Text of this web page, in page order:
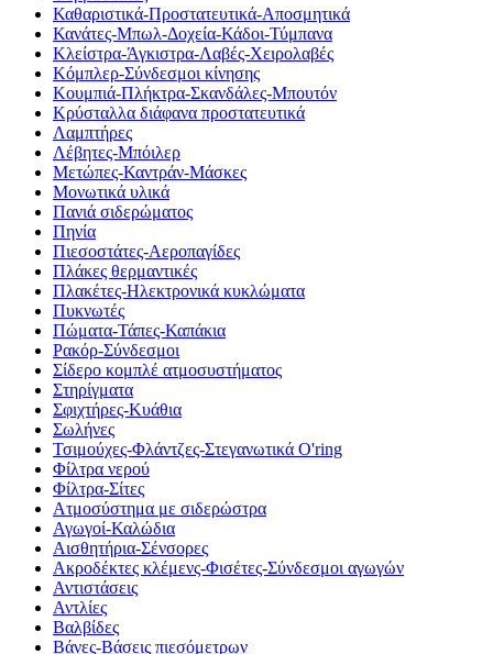
Καθαριστικά-Προστατευτικά-Αποσμητικά
Κανάτες-Μπωλ-Δοχεία-Κάδοι-Τύμπανα
Κλείστρα-Άγκιστρα-Λαβές-Χειρολαβές
Κόμπλερ-Σύνδεσμοι κίνησης
Κουμπιά-Πλήκτρα-Σκανδάλες-Μπουτόν
Κρύσταλλα διάφανα προστατευτικά
Λαμπτήρες
Λέβητες-Μπόιλερ
Μετώπες-Καντράν-Μάσκες
Μονωτικά υλικά
Πανιά σιδερώματος
Πηνία
Πιεσοστάτες-Αεροπαγίδες
Πλάκες θερμαντικές
Πλακέτες-Ηλεκτρονικά κυκλώματα
Πυκνωτές
Πώματα-Τάπες-Καπάκια
Ρακόρ-Σύνδεσμοι
Σίδερο κομπλέ ατμοσυστήματος
Στηρίγματα
Σφιχτήρες-Κυάθια
Σωλήνες
Τσιμούχες-Φλάντζες-Στεγανωτικά O'ring
Φίλτρα νερού
Φίλτρα-Σίτες
Ατμοσύστημα με σιδερώστρα
Αγωγοί-Καλώδια
Αισθητήρια-Σένσορες
Ακροδέκτες κλέμενς-Φισέτες-Σύνδεσμοι αγωγών
Αντιστάσεις
Αντλίες
Βαλβίδες
Βάνες-Βάσεις πιεσόμετρων